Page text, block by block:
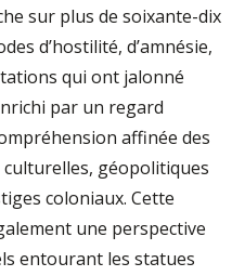
sur plus de soixante-dix
d’hostilité, d’amnésie,
qui ont jalonné
par un regard
affinée des
géopolitiques
coloniaux. Cette
une perspective
entourant les statues